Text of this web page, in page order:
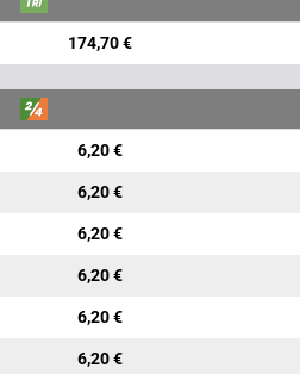
174,70 €
6,20 €
6,20 €
6,20 €
6,20 €
6,20 €
6,20 €